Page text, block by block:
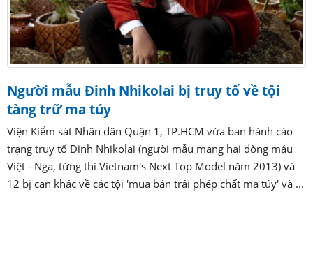
Người mẫu Đinh Nhikolai bị truy tố về tội
tàng trữ ma túy
Viện Kiểm sát Nhân dân Quận 1, TP.HCM vừa ban hành cáo
trạng truy tố Đinh Nhikolai (người mẫu mang hai dòng máu
Việt - Nga, từng thi Vietnam's Next Top Model năm 2013) và
12 bị can khác về các tội 'mua bán trái phép chất ma túy' và ...